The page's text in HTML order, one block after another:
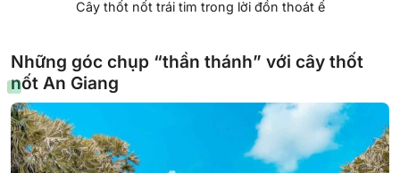
Cây thốt nốt trái tim trong lời đồn thoát ế
Những góc chụp “thần thánh” với cây thốt
nốt An Giang